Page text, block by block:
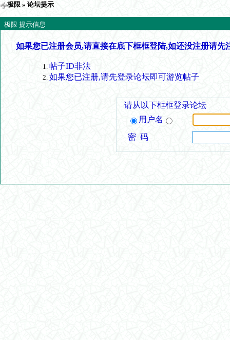
极限 » 论坛提示
极限 提示信息
如果您已注册会员,请直接在底下框框登陆,如还没注册请先
帖子ID非法
如果您已注册,请先登录论坛即可游览帖子
请从以下框框登录论坛
用户名
密 码